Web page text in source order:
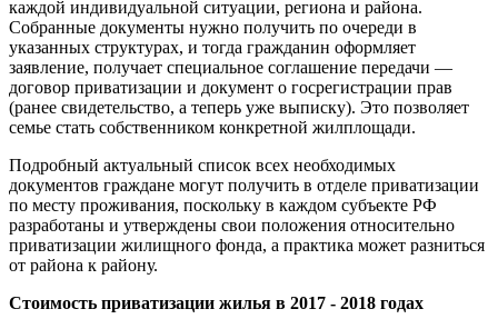
каждой индивидуальной ситуации, региона и района.
Собранные документы нужно получить по очереди в
указанных структурах, и тогда гражданин оформляет
заявление, получает специальное соглашение передачи —
договор приватизации и документ о госрегистрации прав
(ранее свидетельство, а теперь уже выписку). Это позволяет
семье стать собственником конкретной жилплощади.
Подробный актуальный список всех необходимых
документов граждане могут получить в отделе приватизации
по месту проживания, поскольку в каждом субъекте РФ
разработаны и утверждены свои положения относительно
приватизации жилищного фонда, а практика может разниться
от района к району.
Стоимость приватизации жилья в 2017 - 2018 годах